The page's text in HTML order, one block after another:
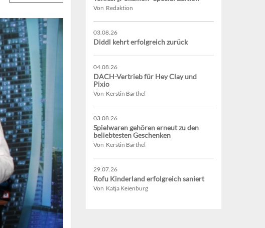
Von Redaktion
03.08.26
Diddl kehrt erfolgreich zurück
04.08.26
DACH-Vertrieb für Hey Clay und
Pixio
Von Kerstin Barthel
03.08.26
Spielwaren gehören erneut zu den
beliebtesten Geschenken
Von Kerstin Barthel
29.07.26
Rofu Kinderland erfolgreich saniert
Von Katja Keienburg